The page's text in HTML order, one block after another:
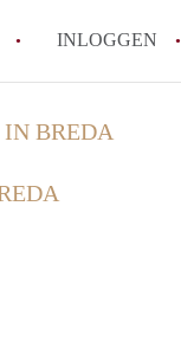
INLOGGEN
IN BREDA